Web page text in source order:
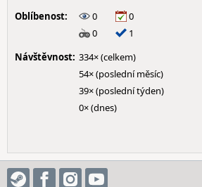
Oblíbenost:
0
0
0
1
Návštěvnost: 334× (celkem)
54× (poslední měsíc)
39× (poslední týden)
0× (dnes)